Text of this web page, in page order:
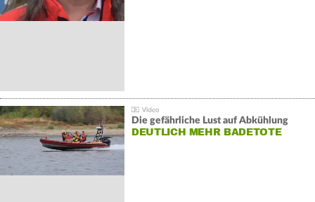
Die gefährliche Lust auf Abkühlung
DEUTLICH MEHR BADETOTE